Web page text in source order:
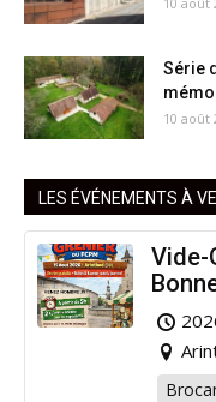
Série
10 août
LES ÉVÉNEMENTS À
Vide-